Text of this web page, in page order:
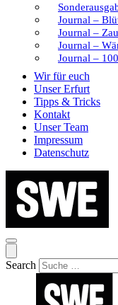
Journal –
Journal –
Journal –
Journal –
Wir für euch
Unser Erfurt
Tipps & Tricks
Kontakt
Unser Team
Impressum
Datenschutz
Search